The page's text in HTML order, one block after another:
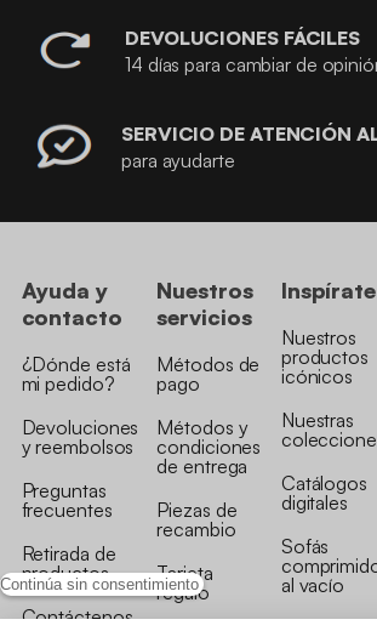
Continúa sin consentimiento
DEVOLUCIONES FÁCILES
14 días para cambiar de
SERVICIO DE ATENCIÓN
para ayudarte
Ayuda y
contacto
¿Dónde está
mi pedido?
Devoluciones
y reembolsos
Preguntas
frecuentes
Retirada de
productos
Contáctenos
Nuestros
servicios
Métodos de
pago
Métodos y
condiciones
de entrega
Piezas de
recambio
Tarjeta
regalo
Inspírate
Nuestros
productos
icónicos
Nuestras
Catálogos
digitales
Sofás
al vacío